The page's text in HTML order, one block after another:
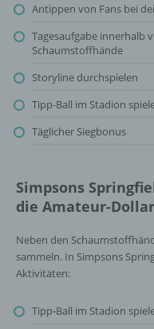
Antippen von Fans bei
Tagesaufgabe innerhalb
Schaumstoffhände
Storyline durchspielen
Tipp-Ball im Stadion
Täglicher Siegbonus
Simpsons
die Amateur-
Neben den
sammeln. In Simpsons
Aktivitäten:
Tipp-Ball im Stadion